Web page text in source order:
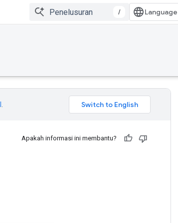
/
Apakah informasi ini membantu?